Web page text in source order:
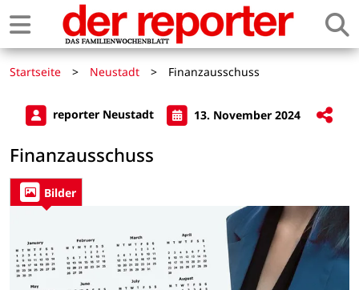
Startseite > Neustadt > Finanzausschuss
reporter Neustadt 13. November 2024
Finanzausschuss
Bilder